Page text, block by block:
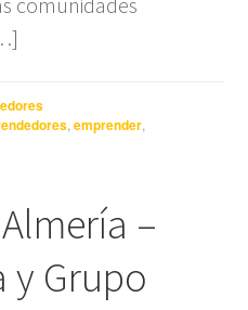
,emprender
–
y Grupo